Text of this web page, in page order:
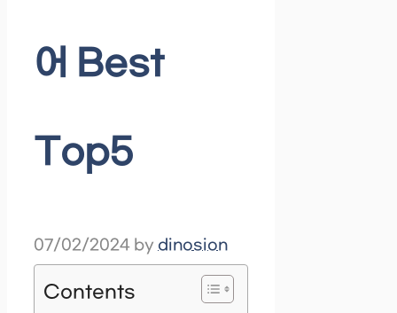
어 Best
Top5
07/02/2024 by dinosion
Contents